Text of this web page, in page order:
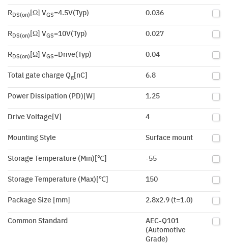
RDS(on)[Ω] VGS=4.5V(Typ) 0.036
RDS(on)[Ω] VGS=10V(Typ) 0.027
RDS(on)[Ω] VGS=Drive(Typ) 0.04
Total gate charge Qg[nC] 6.8
Power Dissipation (PD)[W] 1.25
Drive Voltage[V] 4
Mounting Style Surface mount
Storage Temperature (Min)[℃] -55
Storage Temperature (Max)[℃] 150
Package Size [mm] 2.8x2.9 (t=1.0)
Common Standard
AEC-Q101
(Automotive
Grade)